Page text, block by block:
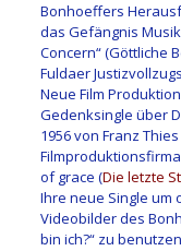
Bonhoeffers
das Gefängnis
Concern“ (Göttliche
Fuldaer
Neue Film
Gedenksingle über
1956 von Franz
of grace (Die letzte
Ihre neue Single um
Videobilder des
bin ich?“ zu